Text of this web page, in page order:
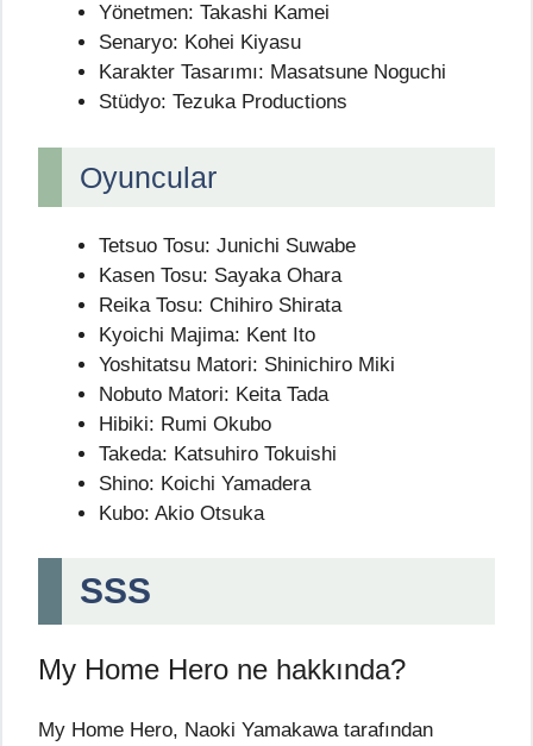
Yönetmen: Takashi Kamei
Senaryo: Kohei Kiyasu
Karakter Tasarımı: Masatsune Noguchi
Stüdyo: Tezuka Productions
Oyuncular
Tetsuo Tosu: Junichi Suwabe
Kasen Tosu: Sayaka Ohara
Reika Tosu: Chihiro Shirata
Kyoichi Majima: Kent Ito
Yoshitatsu Matori: Shinichiro Miki
Nobuto Matori: Keita Tada
Hibiki: Rumi Okubo
Takeda: Katsuhiro Tokuishi
Shino: Koichi Yamadera
Kubo: Akio Otsuka
SSS
My Home Hero ne hakkında?
My Home Hero, Naoki Yamakawa tarafından